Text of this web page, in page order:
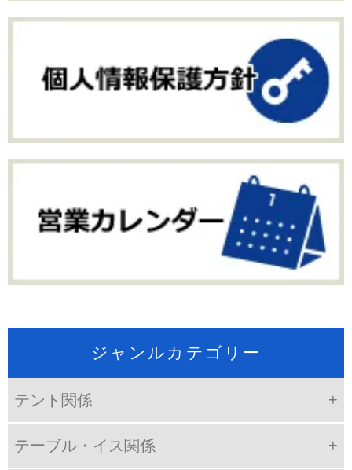
ジャンルカテゴリー
テント関係
テーブル・イス関係